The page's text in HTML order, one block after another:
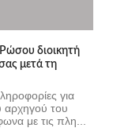
διοικητή
μετά τη
για
αρχηγού του
με τις πλη...